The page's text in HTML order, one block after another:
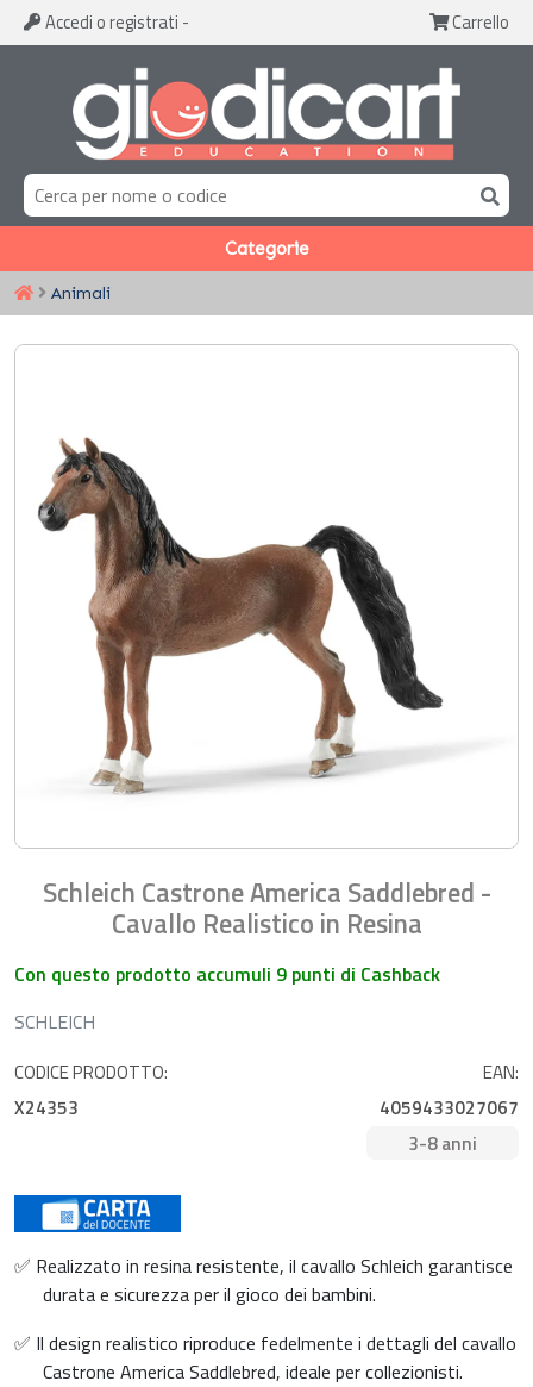
Accedi o registrati - Carrello
Categorie
Animali
Schleich Castrone America Saddlebred -
Cavallo Realistico in Resina
Con questo prodotto accumuli 9 punti di Cashback
SCHLEICH
CODICE PRODOTTO:
X24353
EAN:
4059433027067
3-8 anni
✅ Realizzato in resina resistente, il cavallo Schleich garantisce
durata e sicurezza per il gioco dei bambini.
✅ Il design realistico riproduce fedelmente i dettagli del cavallo
Castrone America Saddlebred, ideale per collezionisti.